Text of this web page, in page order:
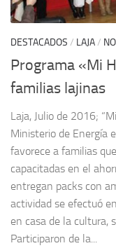
DESTACADOS / LAJA/
Programa «Mi
familias lajinas
Laja, Julio de 2016;
Ministerio de Energía
favorece a familias
capacitadas en el
entregan packs con
actividad se efectuó
en casa de la cultura,
Participaron de la...